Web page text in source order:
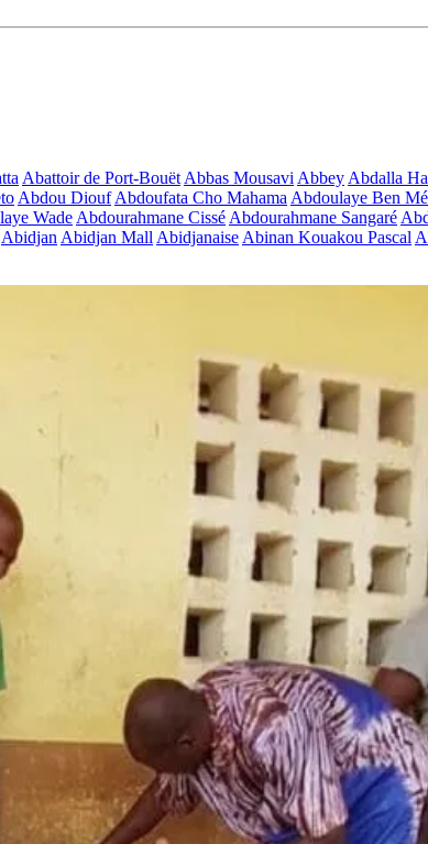
Abattoir de Port-Bouët Abbas Mousavi Abbey Abdalla
Abdou Diouf Abdoufata Cho Mahama Abdoulaye Ben
Wade Abdourahmane Cissé Abdourahmane Sangaré
Abidjan Abidjan Mall Abidjanaise Abinan Kouakou Pascal